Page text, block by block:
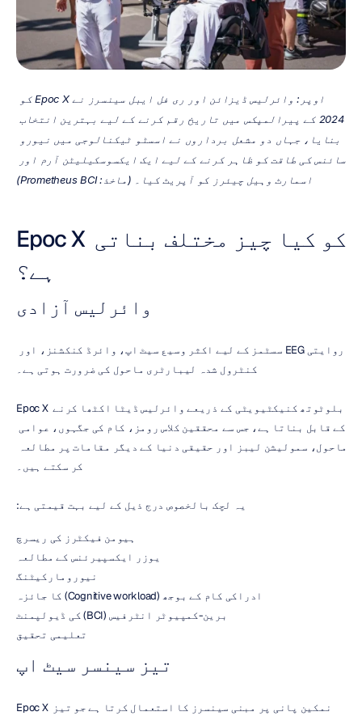
اسمارٹ وہیل چیئرز کو آپریٹ کیا۔ (ماخذ: Prometheus BCI)
Epoc X کو کیا چیز مختلف بناتی
ہے؟
وائرلیس آزادی
کنٹرول شدہ لیبارٹری ماحول کی ضرورت ہوتی ہے۔
Epoc X بلوٹوتھ کنیکٹیویٹی کے ذریعے وائرلیس ڈیٹا اکٹھا کرنے
کر سکتے ہیں۔
یہ لچک بالخصوص درج ذیل کے لیے بہت قیمتی ہے:
ہیومن فیکٹرز کی ریسرچ
یوزر ایکسپیرئنس کے مطالعہ
نیورومارکیٹنگ
ادراکی کام کے بوجھ (Cognitive workload) کا جائزہ
برین-کمپیوٹر انٹرفیس (BCI) کی ڈیولپمنٹ
تعلیمی تحقیق
تیز سینسر سیٹ اپ
Epoc X نمکین پانی پر مبنی سینسرز کا استعمال کرتا ہے جو تیز